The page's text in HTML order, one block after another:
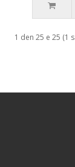
1 den 25 e 25 (1